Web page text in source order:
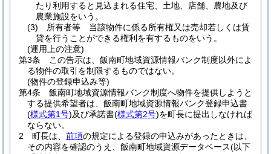
たり利用すると見込まれる住宅、土地、店舗、農地及び
農業施設をいう。
(3)
所有者等 当該物件に係る所有権又は売却若しくは賃
貸を行うことができる権利を有するものをいう。
(運用上の注意)
第3条
この告示は、飯南町地域資源情報バンク制度以外によ
る物件の取引を制限するものではない。
(物件の登録申込み等)
第4条
飯南町地域資源情報バンク制度へ物件を提供しようと
する提供希望者は、飯南町地域資源情報バンク登録申込書
(様式第1号)及び承諾書(様式第2号)を町長に提出しなければ
ならない。
2
町長は、 前項の規定による登録の申込みがあったときは、
その内容を確認のうえ、飯南町地域資源データベース(以下